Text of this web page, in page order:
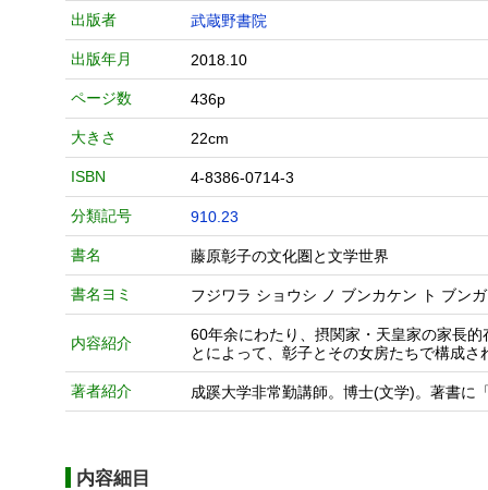
出版者 武蔵野書院
出版年月 2018.10
ページ数 436p
大きさ 22cm
ISBN 4-8386-0714-3
分類記号 910.23
書名 藤原彰子の文化圏と文学世界
書名ヨミ フジワラ ショウシ ノ ブンカケン ト ブン
内容紹介
60年余にわたり、摂関家・天皇家の家長
とによって、彰子とその女房たちで構成
著者紹介 成蹊大学非常勤講師。博士(文学)。著書に
内容細目